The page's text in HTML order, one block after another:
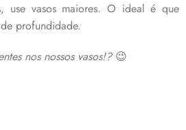
use vasos maiores. O ideal é que
profundidade.
nos nossos vasos!?😉